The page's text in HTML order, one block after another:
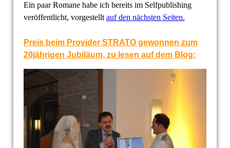
Ein paar Romane habe ich bereits im Selfpublishing
veröffentlicht, vorgestellt auf den nächsten Seiten.
Preis beim Provider STRATO gewonnen zum
20jährigen Jubiläum, zu lesen auf dem Blog: